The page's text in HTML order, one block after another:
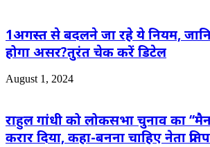
1अगस्त से बदलने जा रहे ये नियम,
होगा असर?तुरंत चेक करें डिटेल
August 1, 2024
राहुल गांधी को लोकसभा चुनाव का
करार दिया, कहा-बनना चाहिए नेता